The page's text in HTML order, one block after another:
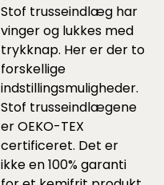
Stof trusseindlæg har
vinger og lukkes med
trykknap. Her er der to
forskellige
indstillingsmuligheder.
Stof trusseindlægene
er OEKO-TEX
certificeret. Det er
ikke en 100% garanti